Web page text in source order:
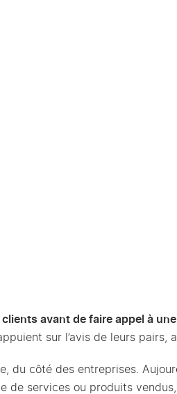
avant de faire appel à
sur l’avis de leurs pairs,
du côté des entreprises.
de services ou produits